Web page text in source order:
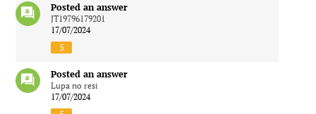
Posted an answer
JT19796179201
17/07/2024
5
Posted an answer
Lupa no resi
17/07/2024